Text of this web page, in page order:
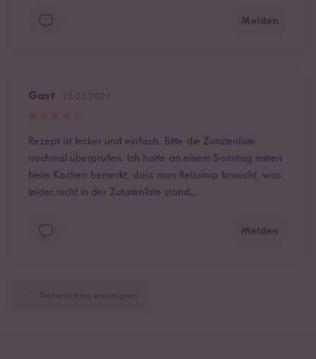
Melden
Gast
Rezept ist lecker und einfach. Bitte die Zutatenliste
nochmal überprüfen. Ich hatte an einem Sonntag mitten
beim Kochen bemerkt, dass man Reissirup braucht, was
leider nicht in der Zutatenliste stand...
Melden